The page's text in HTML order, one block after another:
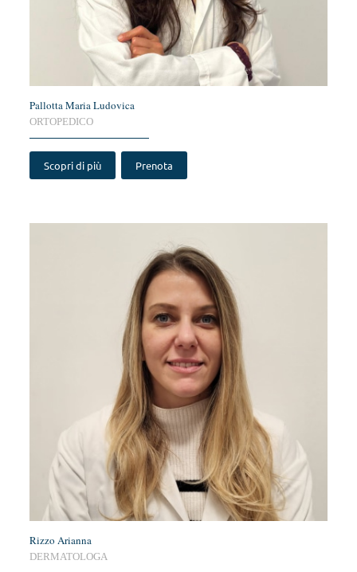
Pallotta Maria Ludovica
ORTOPEDICO
Scopri di più Prenota
Rizzo Arianna
DERMATOLOGA